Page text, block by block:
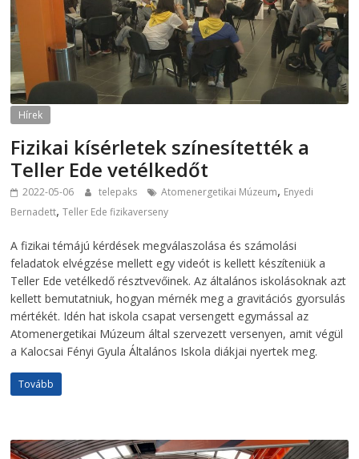
Hírek
Fizikai kísérletek színesítették a
Teller Ede vetélkedőt
2022-05-06 telepaks Atomenergetikai Múzeum, Enyedi
Bernadett,Teller Ede fizikaverseny
A fizikai témájú kérdések megválaszolása és számolási
feladatok elvégzése mellett egy videót is kellett készíteniük a
Teller Ede vetélkedő résztvevőinek. Az általános iskolásoknak azt
kellett bemutatniuk, hogyan mérnék meg a gravitációs gyorsulás
mértékét. Idén hat iskola csapat versengett egymással az
Atomenergetikai Múzeum által szervezett versenyen, amit végül
a Kalocsai Fényi Gyula Általános Iskola diákjai nyertek meg.
Tovább